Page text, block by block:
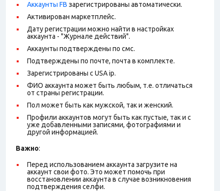
Аккаунты FB зарегистрированы автоматически.
Активирован маркетплейс.
Дату регистрации можно найти в настройках
аккаунта - "Журнале действий".
Аккаунты подтверждены по смс.
Подтверждены по почте, почта в комплекте.
Зарегистрированы с USA ip.
ФИО аккаунта может быть любым, т.е. отличаться
от страны регистрации.
Пол может быть как мужской, так и женский.
Профили аккаунтов могут быть как пустые, так и с
уже добавленными записями, фотографиями и
другой информацией.
Важно:
Перед использованием аккаунта загрузите на
аккаунт свои фото. Это может помочь при
восстановлении аккаунта в случае возникновения
подтверждения селфи.